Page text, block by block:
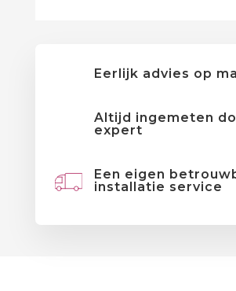
Eerlijk advies op
Altijd ingemeten
expert
Een eigen
installatie service